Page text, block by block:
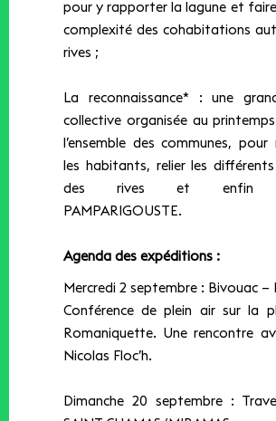
pour y rapporter la lagune et
complexité des cohabitations
rives ;
La reconnaissance*​ ​: une
collective organisée au
l’ensemble des communes, pour
les habitants, relier les
des rives et enfin
PAMPARIGOUSTE.
Agenda des expéditions :
Mercredi 2 septembre : Bivouac –
Conférence de plein air sur la
Romaniquette. Une rencontre
Nicolas Floc’h.
Dimanche 20 septembre :